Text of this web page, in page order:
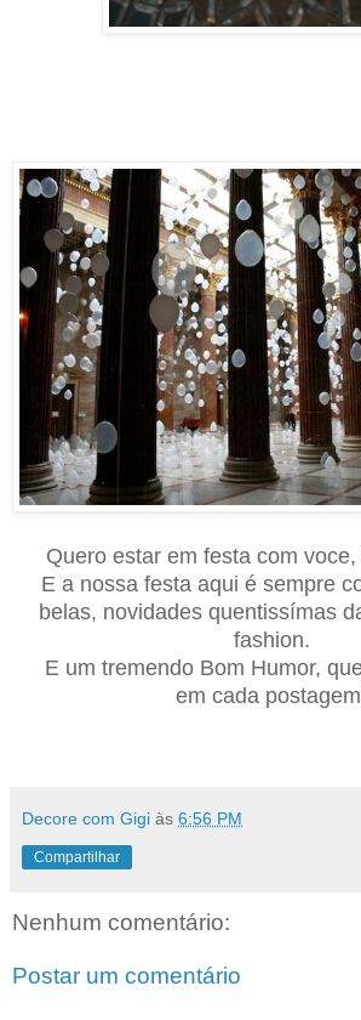
Quero estar em festa com
E a nossa festa aqui é sempre
belas, novidades quentissímas
fashion.
E um tremendo Bom Humor,
em cada postagem
Decore com Gigi às 6:56 PM
Compartilhar
Nenhum comentário:
Postar um comentário